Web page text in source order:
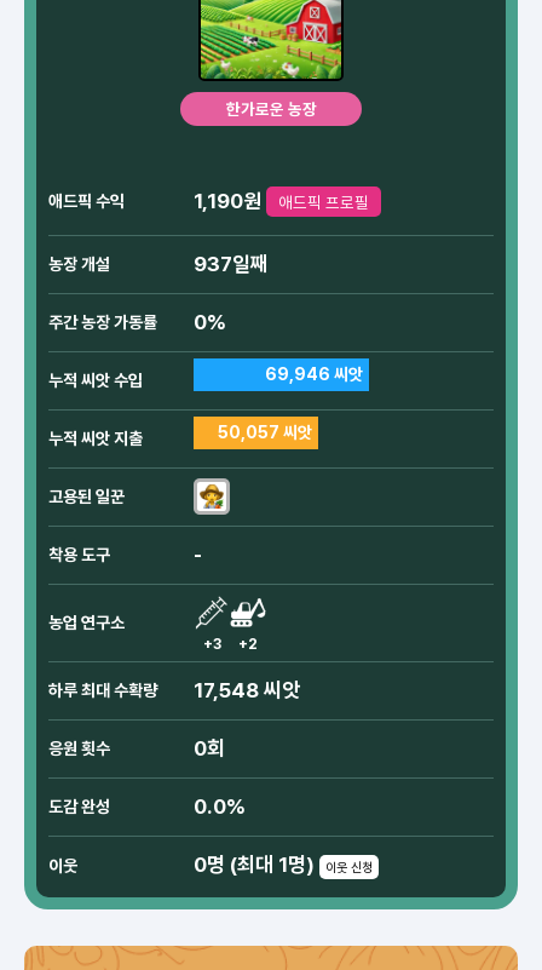
한가로운 농장
애드픽 수익 1,190원 애드픽 프로필
농장 개설 937일째
주간 농장 가동률 0%
누적 씨앗 수입 69,946 씨앗
누적 씨앗 지출 50,057 씨앗
고용된 일꾼
착용 도구 -
농업 연구소
+3 +2
하루 최대 수확량 17,548 씨앗
응원 횟수 0회
도감 완성 0.0%
이웃 0명 (최대 1명) 이웃 신청